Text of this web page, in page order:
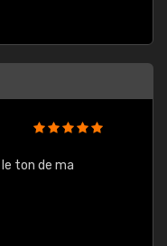
ton de ma